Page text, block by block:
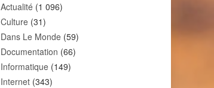
Actualité (1 096)
Culture (31)
Dans Le Monde (59)
Documentation (66)
Informatique (149)
Internet (343)